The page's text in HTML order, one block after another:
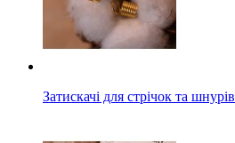
Затискачі для стрічок та шнурів